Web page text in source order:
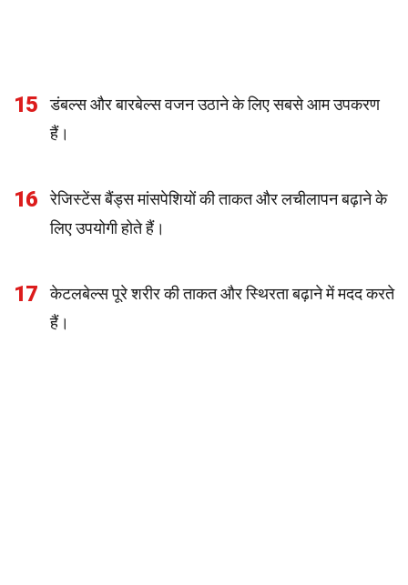
15
डंबल्स और बारबेल्स वजन उठाने के लिए सबसे आम उपकरण
हैं।
16
रेजिस्टेंस बैंड्स मांसपेशियों की ताकत और लचीलापन बढ़ाने के
लिए उपयोगी होते हैं।
17
केटलबेल्स पूरे शरीर की ताकत और स्थिरता बढ़ाने में मदद करते
हैं।